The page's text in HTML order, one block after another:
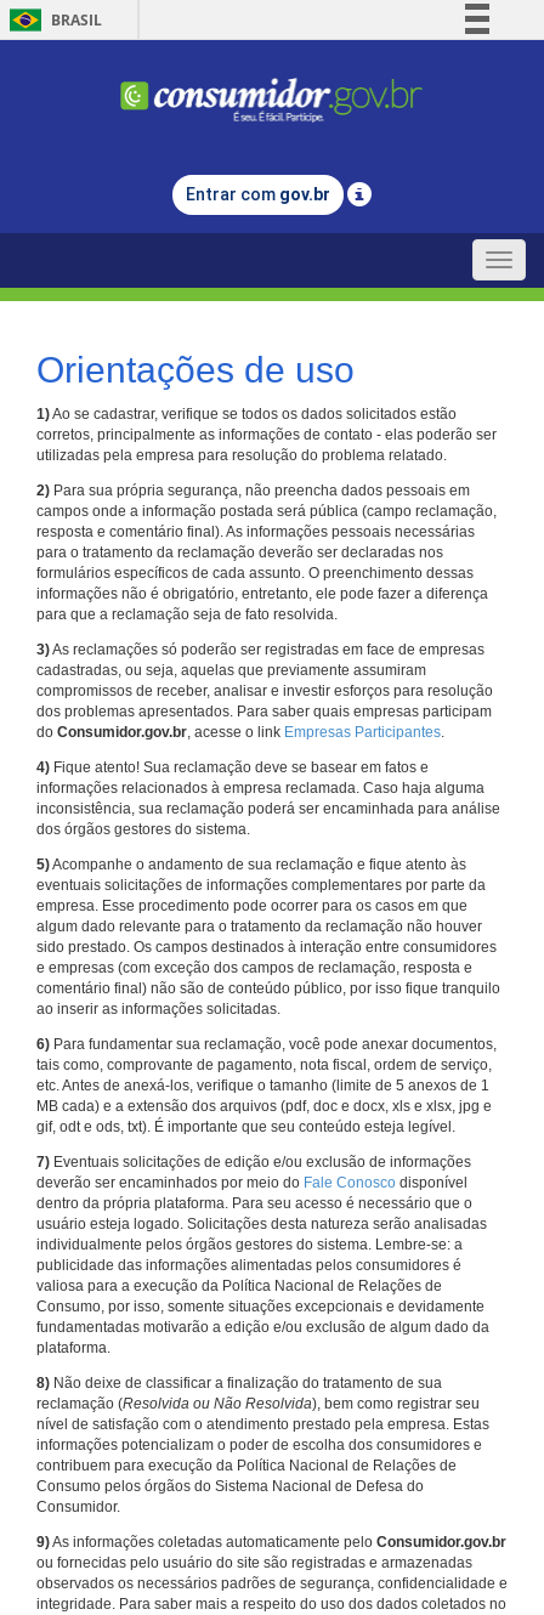
BRASIL
Comunica BR
Legislação
Entrar com gov.br
Toggle
Orientações de uso
1)Ao se cadastrar, verifique se todos os dados solicitados estão
corretos, principalmente as informações de contato - elas poderão ser
utilizadas pela empresa para resolução do problema relatado.
2) Para sua própria segurança, não preencha dados pessoais em
campos onde a informação postada será pública (campo reclamação,
resposta e comentário final). As informações pessoais necessárias
para o tratamento da reclamação deverão ser declaradas nos
formulários específicos de cada assunto. O preenchimento dessas
informações não é obrigatório, entretanto, ele pode fazer a diferença
para que a reclamação seja de fato resolvida.
3)As reclamações só poderão ser registradas em face de empresas
cadastradas, ou seja, aquelas que previamente assumiram
compromissos de receber, analisar e investir esforços para resolução
dos problemas apresentados. Para saber quais empresas participam
do Consumidor.gov.br, acesse o link Empresas Participantes.
4) Fique atento! Sua reclamação deve se basear em fatos e
informações relacionados à empresa reclamada. Caso haja alguma
inconsistência, sua reclamação poderá ser encaminhada para análise
dos órgãos gestores do sistema.
5)Acompanhe o andamento de sua reclamação e fique atento às
eventuais solicitações de informações complementares por parte da
empresa. Esse procedimento pode ocorrer para os casos em que
algum dado relevante para o tratamento da reclamação não houver
sido prestado. Os campos destinados à interação entre consumidores
e empresas (com exceção dos campos de reclamação, resposta e
comentário final) não são de conteúdo público, por isso fique tranquilo
ao inserir as informações solicitadas.
6) Para fundamentar sua reclamação, você pode anexar documentos,
tais como, comprovante de pagamento, nota fiscal, ordem de serviço,
etc. Antes de anexá-los, verifique o tamanho (limite de 5 anexos de 1
MB cada) e a extensão dos arquivos (pdf, doc e docx, xls e xlsx, jpg e
gif, odt e ods, txt). É importante que seu conteúdo esteja legível.
7) Eventuais solicitações de edição e/ou exclusão de informações
deverão ser encaminhados por meio do Fale Conosco disponível
dentro da própria plataforma. Para seu acesso é necessário que o
usuário esteja logado. Solicitações desta natureza serão analisadas
individualmente pelos órgãos gestores do sistema. Lembre-se: a
publicidade das informações alimentadas pelos consumidores é
valiosa para a execução da Política Nacional de Relações de
Consumo, por isso, somente situações excepcionais e devidamente
fundamentadas motivarão a edição e/ou exclusão de algum dado da
plataforma.
8) Não deixe de classificar a finalização do tratamento de sua
reclamação (Resolvida ou Não Resolvida), bem como registrar seu
nível de satisfação com o atendimento prestado pela empresa. Estas
informações potencializam o poder de escolha dos consumidores e
contribuem para execução da Política Nacional de Relações de
Consumo pelos órgãos do Sistema Nacional de Defesa do
Consumidor.
9)As informações coletadas automaticamente pelo Consumidor.gov.br
ou fornecidas pelo usuário do site são registradas e armazenadas
observados os necessários padrões de segurança, confidencialidade e
integridade. Para saber mais a respeito do uso dos dados coletados no